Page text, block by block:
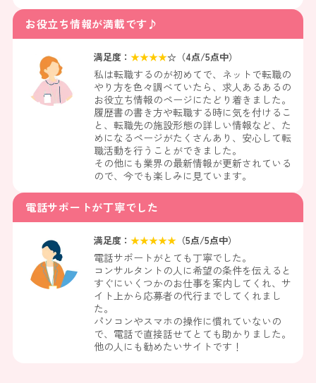
お役立ち情報が満載です♪
満足度： ★★★★☆（4点/5点中）
私は転職するのが初めてで、ネットで転職の
やり方を色々調べていたら、求人あるあるの
お役立ち情報のページにたどり着きました。
履歴書の書き方や転職する時に気を付けるこ
と、転職先の施設形態の詳しい情報など、た
めになるページがたくさんあり、安心して転
職活動を行うことができました。
その他にも業界の最新情報が更新されている
ので、今でも楽しみに見ています。
電話サポートが丁寧でした
満足度： ★★★★★（5点/5点中）
電話サポートがとても丁寧でした。
コンサルタントの人に希望の条件を伝えると
すぐにいくつかのお仕事を案内してくれ、サ
イト上から応募者の代行までしてくれまし
た。
パソコンやスマホの操作に慣れていないの
で、電話で直接話せてとても助かりました。
他の人にも勧めたいサイトです！